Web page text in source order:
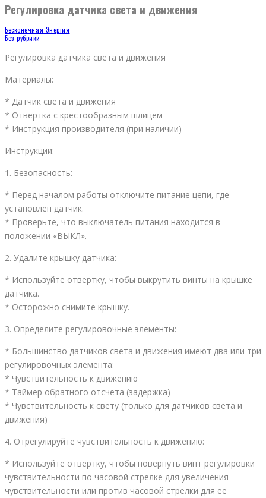
Регулировка датчика света и движения
Бесконечная Энергия
Без рубрики
Регулировка датчика света и движения
Материалы:
* Датчик света и движения
* Отвертка с крестообразным шлицем
* Инструкция производителя (при наличии)
Инструкции:
1. Безопасность:
* Перед началом работы отключите питание цепи, где
установлен датчик.
* Проверьте, что выключатель питания находится в
положении «ВЫКЛ».
2. Удалите крышку датчика:
* Используйте отвертку, чтобы выкрутить винты на крышке
датчика.
* Осторожно снимите крышку.
3. Определите регулировочные элементы:
* Большинство датчиков света и движения имеют два или три
регулировочных элемента:
* Чувствительность к движению
* Таймер обратного отсчета (задержка)
* Чувствительность к свету (только для датчиков света и
движения)
4. Отрегулируйте чувствительность к движению:
* Используйте отвертку, чтобы повернуть винт регулировки
чувствительности по часовой стрелке для увеличения
чувствительности или против часовой стрелки для ее